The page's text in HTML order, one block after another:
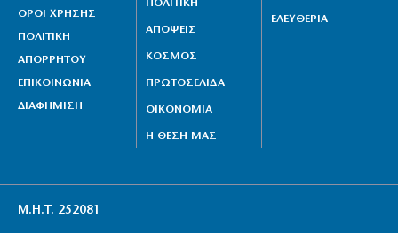
ΟΡΟΙ ΧΡΗΣΗΣ
ΠΟΛΙΤΙΚΗ
ΑΠΟΡΡΗΤΟΥ
ΕΠΙΚΟΙΝΩΝΙΑ
ΔΙΑΦΗΜΙΣΗ
ΠΟΛΙΤΙΚΗ
ΑΠΟΨΕΙΣ
ΚΟΣΜΟΣ
ΠΡΩΤΟΣΕΛΙΔΑ
ΟΙΚΟΝΟΜΙΑ
Η ΘΕΣΗ ΜΑΣ
ΕΛΕΥΘΕΡΙΑ
Μ.Η.Τ. 252081